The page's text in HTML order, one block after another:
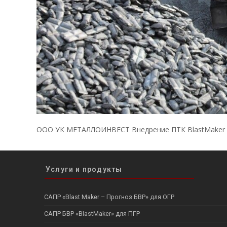
ООО УК МЕТАЛЛОИНВЕСТ​ Внедрение ПТК BlastMaker
Услуги и продукты
САПР «Blast Maker – Прогноз БВР» для ОГР
САПР БВР «BlastMaker» для ПГР